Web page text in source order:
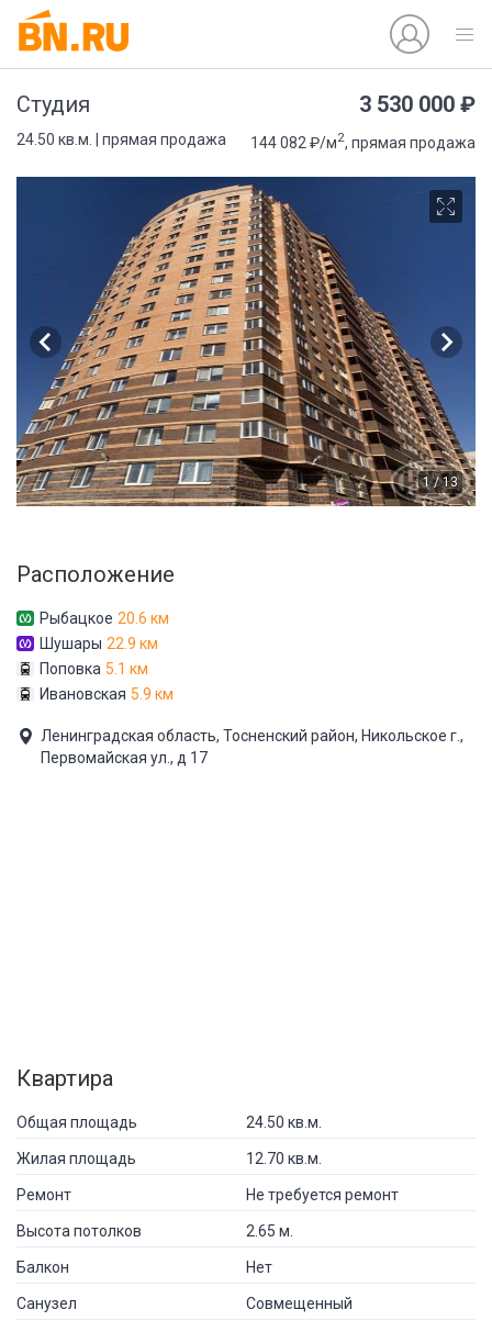
Студия 3 530 000 ₽
24.50 кв.м. | прямая продажа 144 082 ₽/м2, прямая продажа
1 / 13
Расположение
Рыбацкое 20.6 км
Шушары 22.9 км
Поповка 5.1 км
Ивановская 5.9 км
Ленинградская область, Тосненский район, Никольское г.,
Первомайская ул., д 17
Квартира
Общая площадь 24.50 кв.м.
Жилая площадь 12.70 кв.м.
Ремонт Не требуется ремонт
Высота потолков 2.65 м.
Балкон Нет
Санузел Совмещенный